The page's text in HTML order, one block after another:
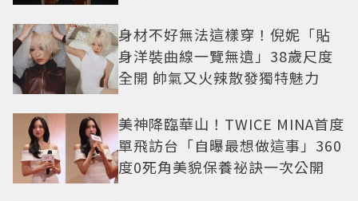
身材不好無法這樣穿！倪妮「貼
身洋裝曲線一覽無遺」38歲尺度
全開 帥氣又火辣散發獨特魅力
美神降臨華山！TWICE MINA首度
單飛訪台「自曝最想做這事」360
度0死角美貌保養祕訣一次公開